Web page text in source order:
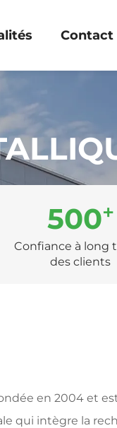
Contact
500+
Confiance à long
des clients
en 2004 et
qui intègre la